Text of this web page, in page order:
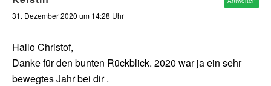
31. Dezember 2020 um 14:28 Uhr
Hallo Christof,
Danke für den bunten Rückblick. 2020 war ja ein sehr
bewegtes Jahr bei dir .